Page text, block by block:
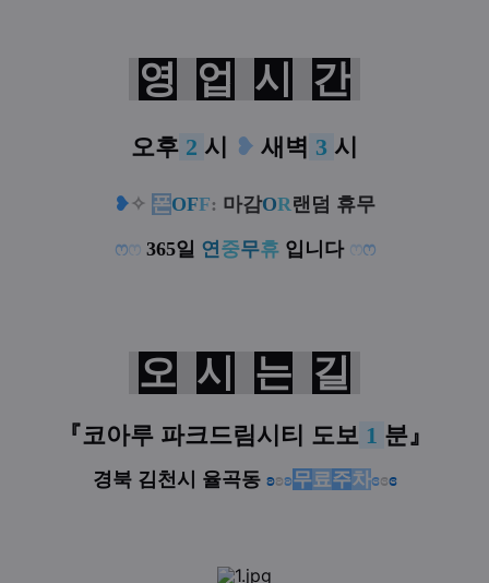
영 업 시 간
오후 2 시 ❥ 새벽 3 시
❥ ✧ 폰OFF: 마감OR랜덤 휴무
ෆෆ365일 연중무휴입니다 ෆෆ
오 시 는 길
『코아루 파크드림시티 도보 1 분』
경북 김천시 율곡동 ʚʚʚ무료주차ɞɞɞ